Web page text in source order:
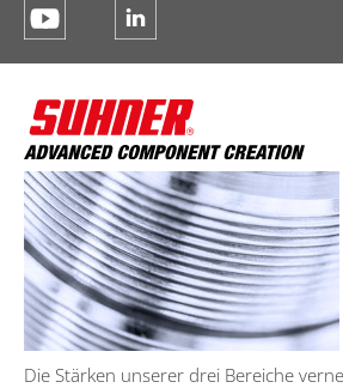
Die Stärken unserer drei Bereiche